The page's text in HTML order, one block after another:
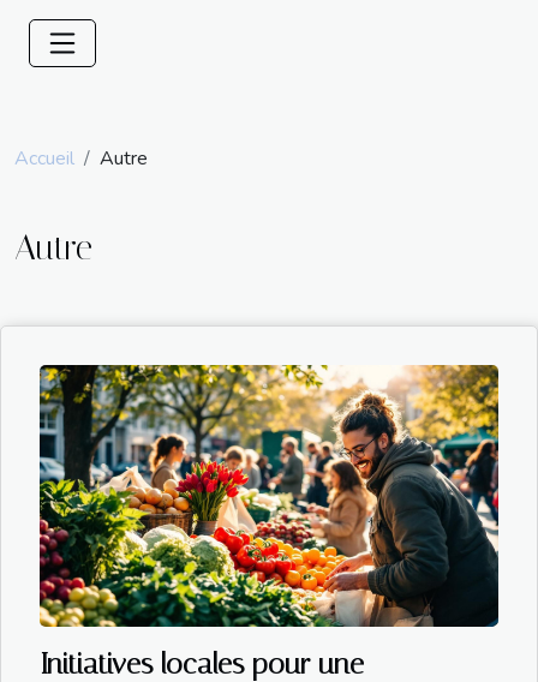
Accueil Autre
Autre
Initiatives locales pour une